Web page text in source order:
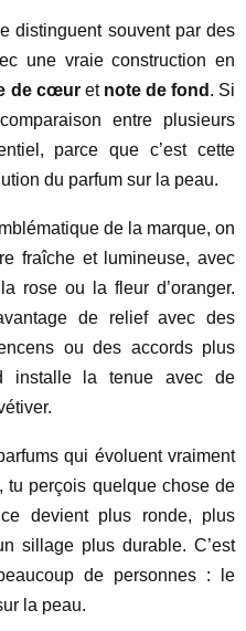
distinguent souvent par des
une vraie construction en
de cœuret note de fond . Si
entre plusieurs
parce que c’est cette
du parfum sur la peau.
de la marque, on
fraîche et lumineuse, avec
rose ou la fleur d’oranger.
de relief avec des
ou des accords plus
installe la tenue avec de
qui évoluent vraiment
tu perçois quelque chose de
devient plus ronde, plus
sillage plus durable. C’est
de personnes : le
la peau.